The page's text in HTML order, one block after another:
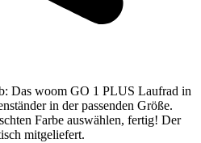
Das woom GO 1 PLUS Laufrad in
in der passenden Größe.
Farbe auswählen, fertig! Der
mitgeliefert.